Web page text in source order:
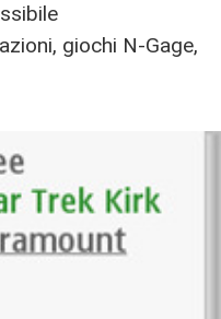
giochi N-Gage,